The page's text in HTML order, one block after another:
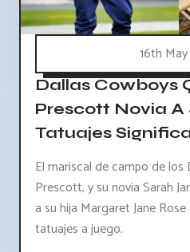
16th
Dallas Cowboys
Prescott Novia A
Tatuajes
El mariscal de campo de los
Prescott, y su novia Sarah
a su hija Margaret Jane
tatuajes a juego.